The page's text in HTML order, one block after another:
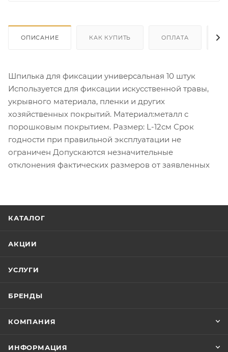
ОПИСАНИЕ КАК КУПИТЬ ОПЛАТА
Шпилька для фиксации универсальная 10 штук
Используется для фиксации искусственной травы,
укрывного материала, пленки и других
хозяйственных покрытий. Материал:металл с
порошковым покрытием. Размер: L-12см Срок
годности при правильной эксплуатации не
ограничен Допускаются незначительные
отклонения фактических размеров от заявленных
КАТАЛОГ
АКЦИИ
УСЛУГИ
БРЕНДЫ
КОМПАНИЯ
ИНФОРМАЦИЯ